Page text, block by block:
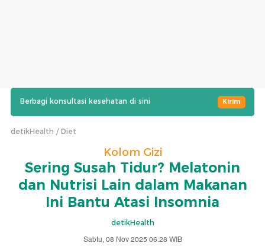
Berbagi konsultasi kesehatan di sini Kirim
detikHealth Diet
Kolom Gizi
Sering Susah Tidur? Melatonin
dan Nutrisi Lain dalam Makanan
Ini Bantu Atasi Insomnia
detikHealth
Sabtu, 08 Nov 2025 06:28 WIB